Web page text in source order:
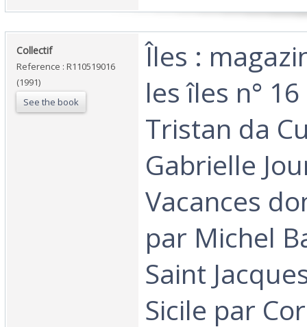
‎Collectif‎
Reference : R110519016
(1991)
See the book
‎Îles :
les îles n°
Tristan da
Gabrielle
Vacances
par Michel
Saint
Sicile par